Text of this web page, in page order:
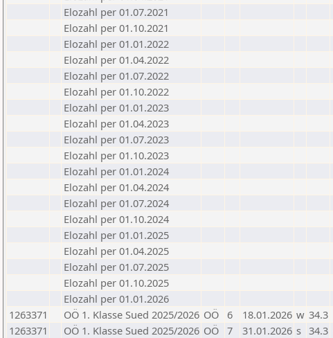
Elozahl per 01.07.2021
Elozahl per 01.10.2021
Elozahl per 01.01.2022
Elozahl per 01.04.2022
Elozahl per 01.07.2022
Elozahl per 01.10.2022
Elozahl per 01.01.2023
Elozahl per 01.04.2023
Elozahl per 01.07.2023
Elozahl per 01.10.2023
Elozahl per 01.01.2024
Elozahl per 01.04.2024
Elozahl per 01.07.2024
Elozahl per 01.10.2024
Elozahl per 01.01.2025
Elozahl per 01.04.2025
Elozahl per 01.07.2025
Elozahl per 01.10.2025
Elozahl per 01.01.2026
1263371
OÖ 1. Klasse Sued 2025/2026 OÖ 6 18.01.2026 w 34.3
1263371
OÖ 1. Klasse Sued 2025/2026 OÖ 7 31.01.2026 s 34.3